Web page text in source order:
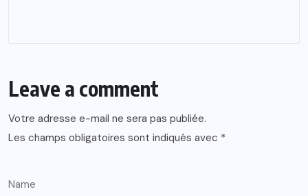
Leave a comment
Votre adresse e-mail ne sera pas publiée.
Les champs obligatoires sont indiqués avec *